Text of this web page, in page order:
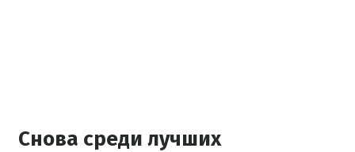
Снова среди лучших